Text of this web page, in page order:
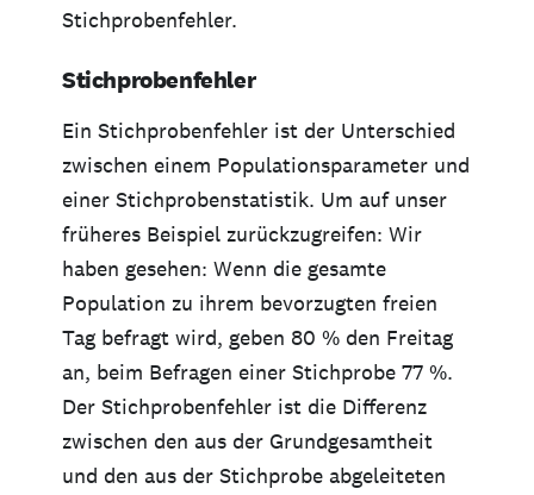
Stichprobenfehler.
Stichprobenfehler
Ein Stichprobenfehler ist der Unterschied
zwischen einem Populationsparameter und
einer Stichprobenstatistik. Um auf unser
früheres Beispiel zurückzugreifen: Wir
haben gesehen: Wenn die gesamte
Population zu ihrem bevorzugten freien
Tag befragt wird, geben 80 % den Freitag
an, beim Befragen einer Stichprobe 77 %.
Der Stichprobenfehler ist die Differenz
zwischen den aus der Grundgesamtheit
und den aus der Stichprobe abgeleiteten